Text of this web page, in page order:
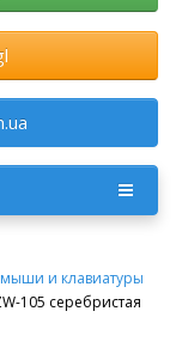
и клавиатуры
105 серебристая